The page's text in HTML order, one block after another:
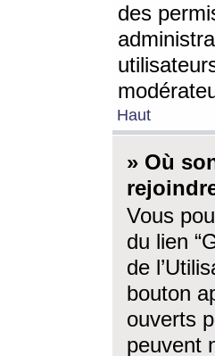
des
Haut
» Où
Vous
du lien
de
bouton
ouverts
peuvent